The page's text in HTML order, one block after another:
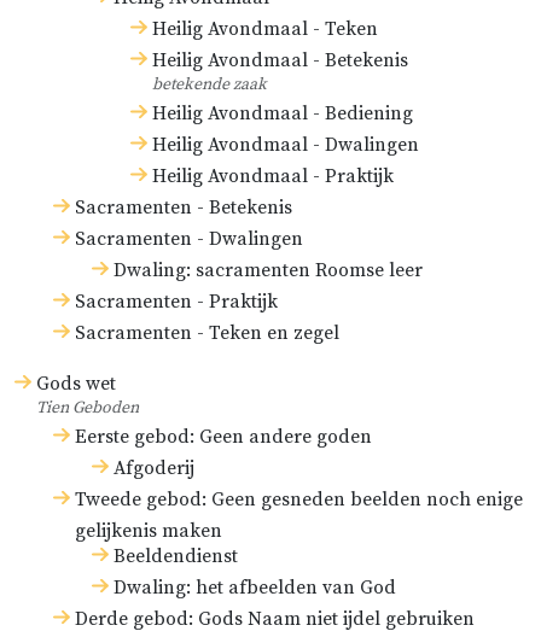
Heilig Avondmaal - Teken
Heilig Avondmaal - Betekenis
betekende zaak
Heilig Avondmaal - Bediening
Heilig Avondmaal - Dwalingen
Heilig Avondmaal - Praktijk
Sacramenten - Betekenis
Sacramenten - Dwalingen
Dwaling: sacramenten Roomse leer
Sacramenten - Praktijk
Sacramenten - Teken en zegel
Gods wet
Tien Geboden
Eerste gebod: Geen andere goden
Afgoderij
Tweede gebod: Geen gesneden beelden noch enige
gelijkenis maken
Beeldendienst
Dwaling: het afbeelden van God
Derde gebod: Gods Naam niet ijdel gebruiken